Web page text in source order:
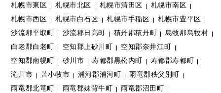
札幌市東区
札幌市北区 札幌市清田区
札幌市南区
札幌市西区
札幌市白石区 札幌市手稲区
札幌市豊平区
沙流郡平取町
沙流郡日高町 積丹郡積丹町
島牧郡島牧村
白老郡白老町
空知郡上砂川町
空知郡奈井江町
空知郡南幌町
砂川市 寿都郡黒松内町
寿都郡寿都町
滝川市
苫小牧市 浦河郡浦河町
雨竜郡秩父別町
雨竜郡北竜町
雨竜郡妹背牛町
雨竜郡沼田町